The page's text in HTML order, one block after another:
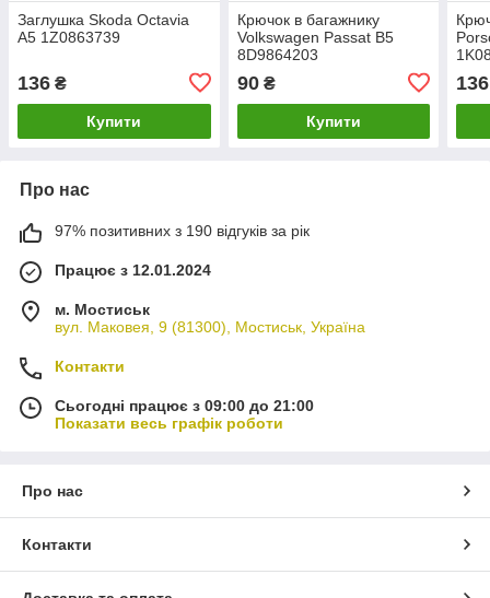
Заглушка Skoda Octavia
A5 1Z0863739
136 ₴
Купити
Крючок в багажнику
Volkswagen Passat B5
8D9864203
90₴
Купити
136
Про нас
97% позитивних з 190 відгуків за рік
Працює з 12.01.2024
м. Мостиськ
вул. Маковея, 9 (81300), Мостиськ, Україна
Контакти
Сьогодні працює з 09:00 до 21:00
Показати весь графік роботи
Про нас
Контакти